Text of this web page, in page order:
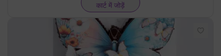
कार्ट में जोड़ें